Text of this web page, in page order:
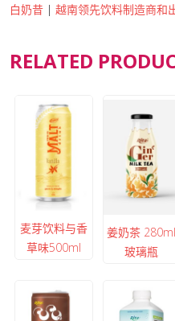
白奶昔 | 越南领先饮料制造商和
RELATED
麦芽饮料与香
草味500ml
姜奶茶 280ml
玻璃瓶